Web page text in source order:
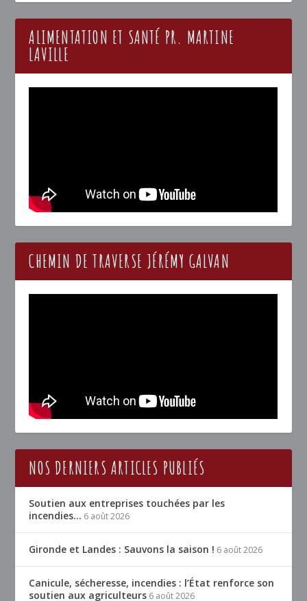
ALIMENTATION ET SANTÉ PR. MARTINE
LAVILLE
CHEMIN DE TRAVERSE JÉRÉMY GALVAN
NOS DERNIERS ARTICLES PUBLIÉS
Soutien aux entreprises touchées par les
incendies… 6 août 2026
Gironde et Landes : Sauvons la saison ! 6 août 2026
Canicule, sécheresse, incendies : l’État renforce son
soutien aux agriculteurs 6 août 2026